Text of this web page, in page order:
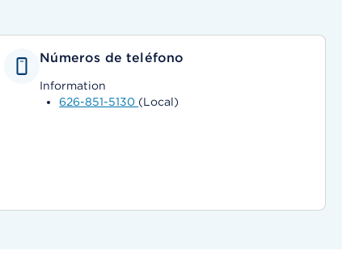
Números de teléfono
Information
626-851-5130 (Local)